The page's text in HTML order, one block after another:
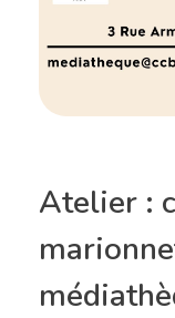
Atelier :